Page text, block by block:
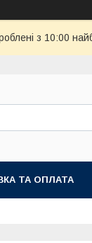
з 10:00
ТА ОПЛАТА